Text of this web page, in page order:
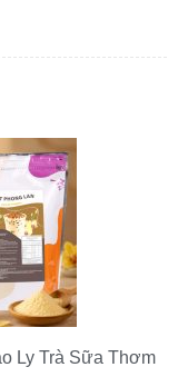
Ly Trà Sữa Thơm